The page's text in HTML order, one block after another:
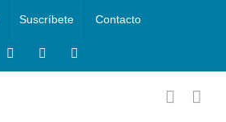
Suscríbete Contacto
FacebookInstagram